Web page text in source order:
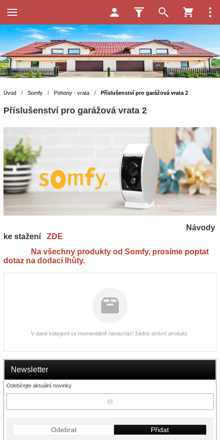
Newsletter
Odebírejte aktuální novinky
Odebrat Přidat
Úvod / Somfy / Pohony - vrata / Příslušenství pro garážová vrata 2
Příslušenství pro garážová vrata 2
Návody
ke stažení ZDE
Na všechny produkty od Somfy, prosíme poptat
dotaz na dodací lhůty.
V dané kategorii se momentálně nenachází žádný aktivní produkt.